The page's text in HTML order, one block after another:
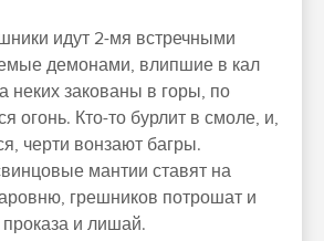
идут 2-мя встречными
демонами, влипшие в кал
неких закованы в горы, по
огонь. Кто-то бурлит в смоле, и,
черти вонзают багры.
мантии ставят на
грешников потрошат и
и лишай.